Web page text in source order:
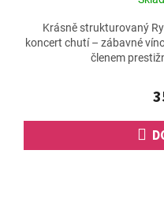
Krásně strukturovaný
koncert chutí – zábavné
členem